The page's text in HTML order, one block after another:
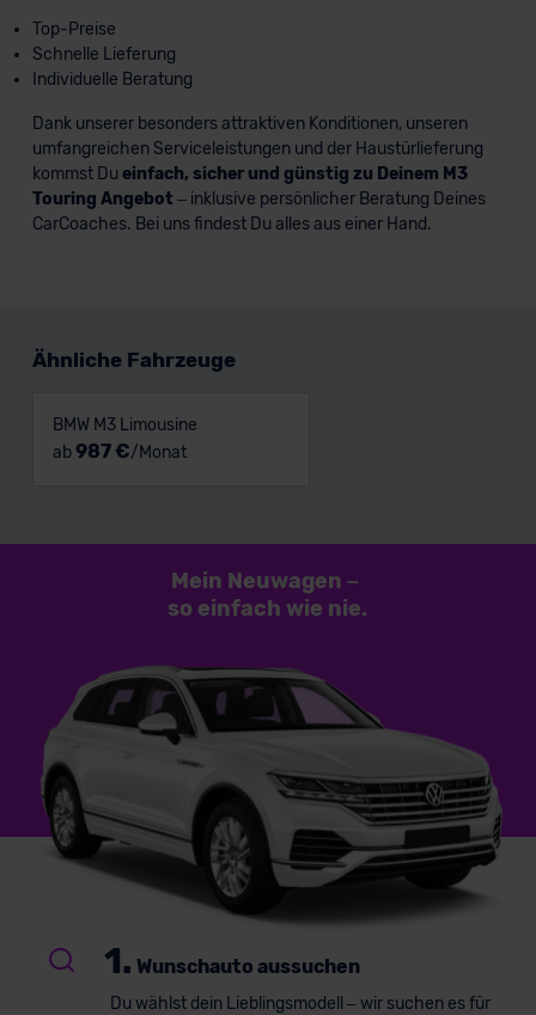
Top-Preise
Schnelle Lieferung
Individuelle Beratung
Dank unserer besonders attraktiven Konditionen, unseren
umfangreichen Serviceleistungen und der Haustürlieferung
kommst Du einfach, sicher und günstig zu Deinem M3
Touring Angebot – inklusive persönlicher Beratung Deines
CarCoaches. Bei uns findest Du alles aus einer Hand.
Ähnliche Fahrzeuge
BMW M3 Limousine
ab987 €/Monat
Mein Neuwagen –
so einfach wie nie.
1. Wunschauto aussuchen
Du wählst dein Lieblingsmodell – wir suchen es für